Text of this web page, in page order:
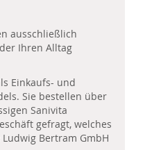
ausschließlich
Ihren Alltag
Einkaufs- und
Sie bestellen über
Sanivita
gefragt, welches
Bertram GmbH